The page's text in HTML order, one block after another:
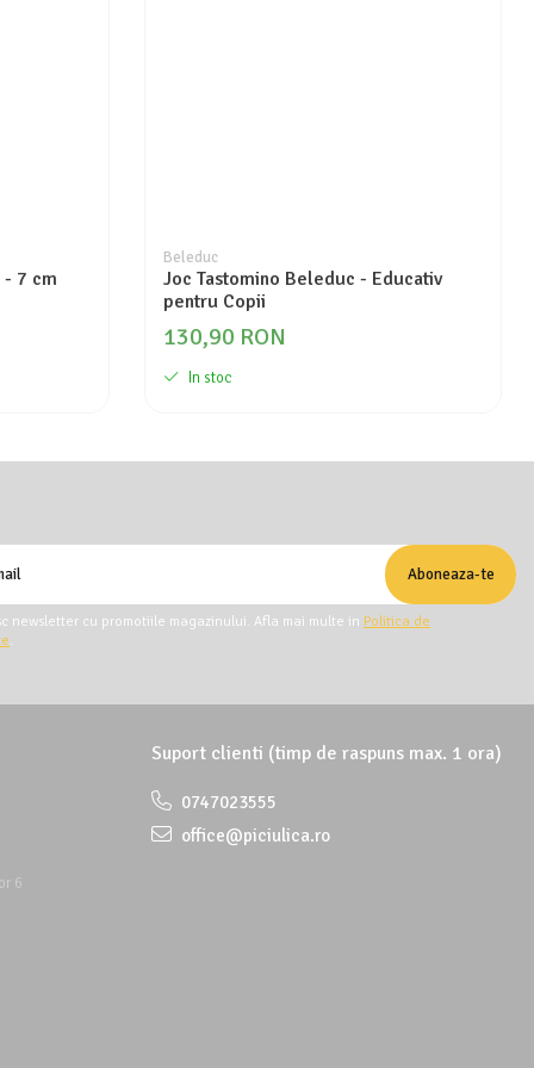
7 cm
Beleduc
Joc Tastomino Beleduc - Educativ
pentru Copii
130,90 RON
In stoc
newsletter cu promotiile magazinului. Afla mai multe in Politica de
.
6
Suport clienti (timp de raspuns max. 1 ora)
0747023555
office@piciulica.ro